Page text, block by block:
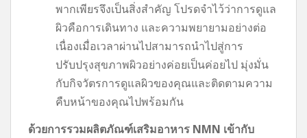
พากเพียรจึงเป็นสิ่งสำคัญ โปรดจำไว้ว่าการดูแล
ผิวคือการเดินทาง และความพยายามอย่างต่อ
เนื่องเมื่อเวลาผ่านไปสามารถนำไปสู่การ
ปรับปรุงสุขภาพผิวอย่างค่อยเป็นค่อยไป มุ่งมั่น
กับกิจวัตรการดูแลผิวของคุณและติดตามความ
คืบหน้าของคุณไปพร้อมกัน
ด้วยการรวมผลิตภัณฑ์เสริมอาหาร NMN เข้ากับ